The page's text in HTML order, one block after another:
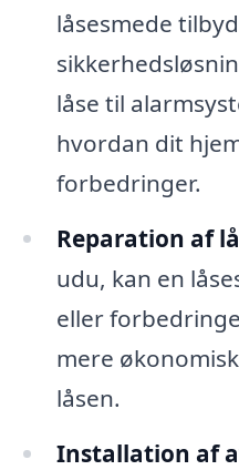
låsesmede
låse til
hvordan dit
forbedringer.
Reparation af
udu, kan en
eller
mere
låsen.
Installation af